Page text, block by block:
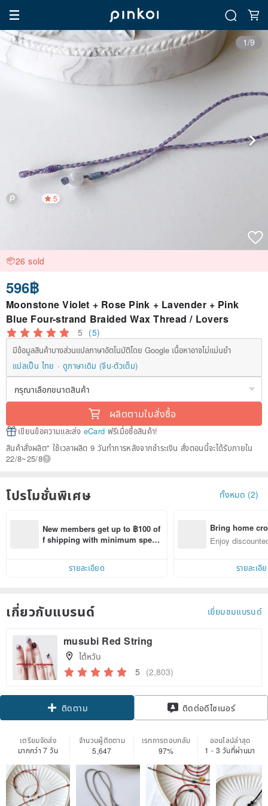
1/9
5
26 sold
596฿
Moonstone Violet + Rose Pink + Lavender + Pink
Blue Four-strand Braided Wax Thread / Lovers
5 (5)
มีข้อมูลสินค้าบางส่วนแปลภาษาอัตโนมัติโดย Google เนื้อหาอาจไม่แม่นยำ
แปลเป็น ไทย
ดูภาษาเดิม (จีน-ตัวเต็ม)
ผลิตตามใบสั่งซื้อ
เขียนข้อความและส่ง eCard ฟรีเมื่อซื้อสินค้า!
สินค้าสั่งผลิต" ใช้เวลาผลิต 9 วันทำการหลังจากชำระเงิน สั่งตอนนี้จะได้รับภายใน
22/8~25/8
โปรโมชั่นพิเศษ ทั้งหมด (2)
New members get up to ฿100 of
f shipping with minimum spen
รายละเอียด
Bring home
n with ease
Enjoy
รายละเอี
เกี่ยวกับแบรนด์ เยี่ยมชมแบรนด์
musubi Red String
ไต้หวัน
5 (2,803)
ติดตาม ติดต่อดีไซเนอร์
เตรียมจัดส่ง
มากกว่า 7 วัน
จำนวนผู้ติดตาม
5,647
เรทการตอบกลับ
97%
ออนไลน์ล่าสุด
1 - 3 วันที่ผ่านมา